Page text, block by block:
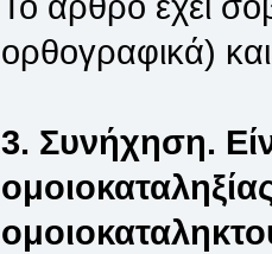
ορθογραφικά)
3. Συνήχηση.